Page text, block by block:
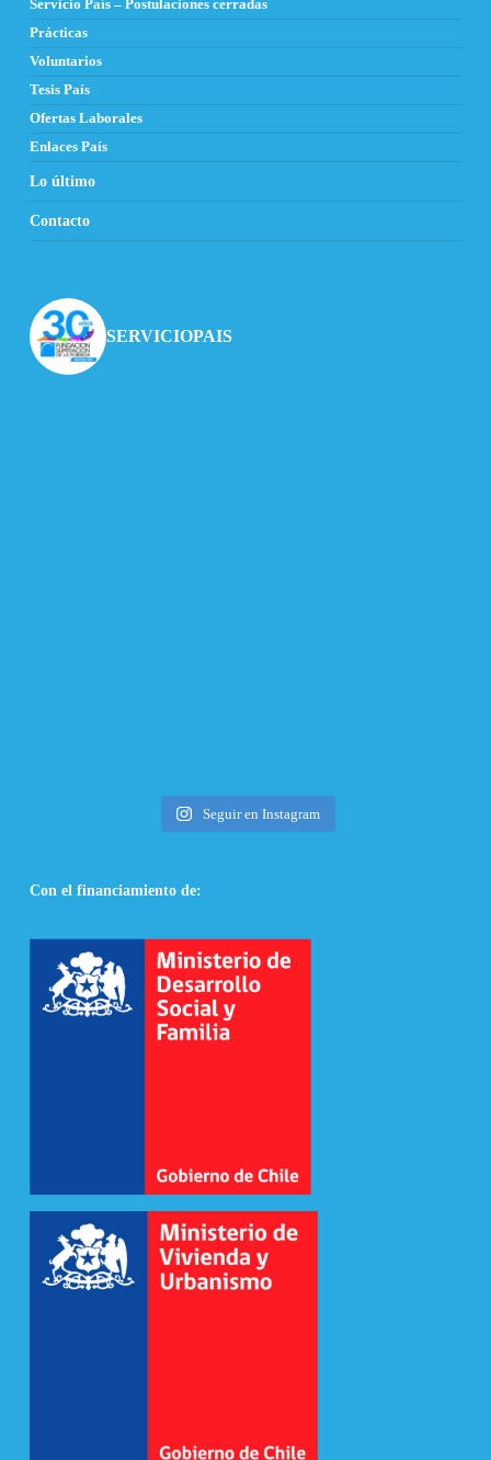
Servicio País – Postulaciones cerradas
Prácticas
Voluntarios
Tesis País
Ofertas Laborales
Enlaces País
Lo último
Contacto
SERVICIOPAIS
Seguir en Instagram
Con el financiamiento de: